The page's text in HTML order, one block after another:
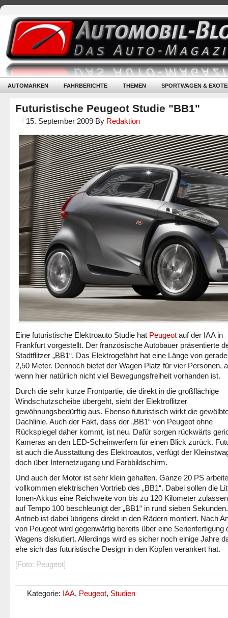
AUTOMARKEN FAHRBERICHTE THEMEN SPORTWAGEN &
Futuristische Peugeot Studie "BB1"
15. September 2009 By Redaktion
Eine futuristische Elektroauto Studie hat Peugeot auf der IAA in
Frankfurt vorgestellt. Der französische Autobauer präsentierte
Stadtflitzer „BB1“. Das Elektrogefährt hat eine Länge von
2,50 Meter. Dennoch bietet der Wagen Platz für vier Personen,
wenn hier natürlich nicht viel Bewegungsfreiheit vorhanden ist.
Durch die sehr kurze Frontpartie, die direkt in die großflächige
Windschutzscheibe übergeht, sieht der Elektroflitzer
gewöhnungsbedürftig aus. Ebenso futuristisch wirkt die
Dachlinie. Auch der Fakt, dass der „BB1“ von Peugeot ohne
Rückspiegel daher kommt, ist neu. Dafür sorgen rückwärts
Kameras an den LED-Scheinwerfern für einen Blick zurück.
ist auch die Ausstattung des Elektroautos, verfügt der
doch über Internetzugang und Farbbildschirm.
Und auch der Motor ist sehr klein gehalten. Ganze 20 PS
vollkommen elektrischen Vortrieb des „BB1“. Dabei sollen die
Ionen-Akkus eine Reichweite von bis zu 120 Kilometer
auf Tempo 100 beschleunigt der „BB1“ in rund sieben
Antrieb ist dabei übrigens direkt in den Rädern montiert. Nach
von Peugeot wird gegenwärtig bereits über eine Serienfertigung
Wagens diskutiert. Allerdings wird es sicher noch einige Jahre
ehe sich das futuristische Design in den Köpfen verankert hat.
[Foto: Peugeot]
Kategorie: IAA, Peugeot, Studien